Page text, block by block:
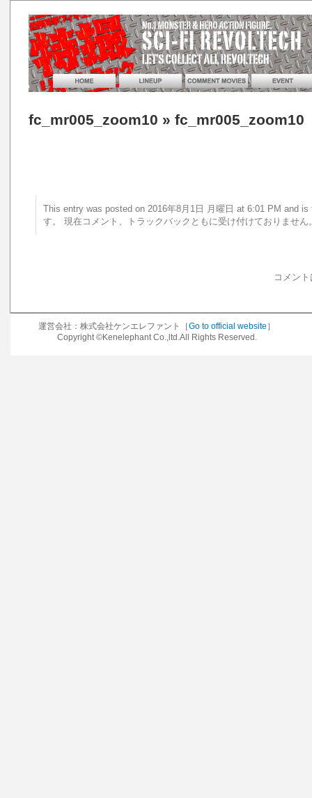
fc_mr005_zoom10 » fc_mr005_zoom10
This entry was posted on 2016年8月1日 月曜日 at 6:01 PM and
す。 現在コメント、トラックバックともに受け付けておりません
コメン
運営会社：株式会社ケンエレファント［Go to official website ］
Copyright ©Kenelephant Co.,ltd.All Rights Reserved.